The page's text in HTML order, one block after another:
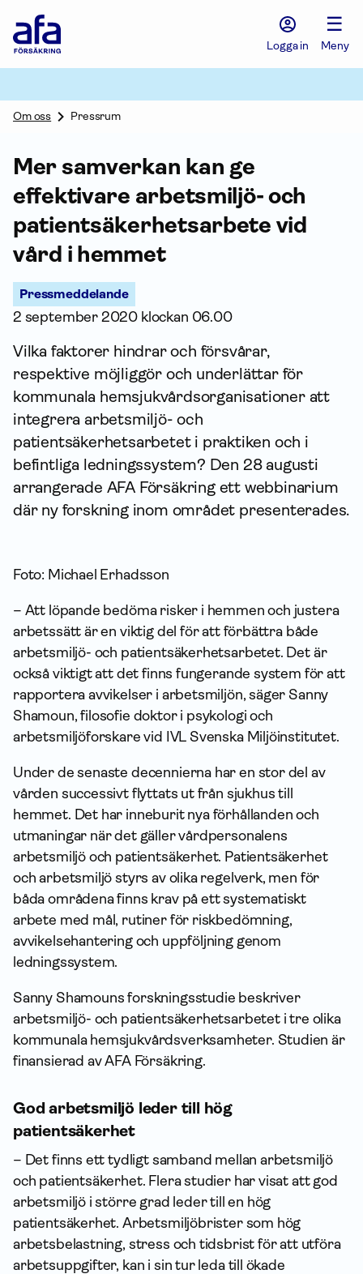
Försäkring
Logga in
☰
Meny
Om oss Pressrum
Mer samverkan kan ge
effektivare arbetsmiljö- och
patientsäkerhetsarbete vid
vård i hemmet
Pressmeddelande
2 september 2020 klockan 06.00
Vilka faktorer hindrar och försvårar,
respektive möjliggör och underlättar för
kommunala hemsjukvårdsorganisationer att
integrera arbetsmiljö- och
patientsäkerhetsarbetet i praktiken och i
befintliga ledningssystem? Den 28 augusti
arrangerade AFA För­säkring ett webbinarium
där ny forskning inom området presenterades.
Foto: Michael Erhadsson
– Att löpande bedöma risker i hemmen och justera
arbetssätt är en viktig del för att förbättra både
arbetsmiljö- och patientsäkerhetsarbetet. Det är
också viktigt att det finns fungerande system för att
rapportera avvikelser i arbetsmiljön, säger Sanny
Shamoun, filosofie doktor i psykologi och
arbetsmiljöforskare vid IVL Svenska Miljöinstitutet.
Under de senaste decennierna har en stor del av
vården successivt flyttats ut från sjukhus till
hemmet. Det har inneburit nya förhållanden och
utmaningar när det gäller vårdpersonalens
arbetsmiljö och patientsäkerhet. Patientsäkerhet
och arbetsmiljö styrs av olika regelverk, men för
båda områdena finns krav på ett systematiskt
arbete med mål, rutiner för riskbedömning,
avvikelsehantering och uppföljning genom
ledningssystem.
Sanny Shamouns forskningsstudie beskriver
arbetsmiljö- och patientsäkerhetsarbetet i tre olika
kommunala hemsjukvårdsverksamheter. Studien är
finansierad av AFA Försäkring.
God arbetsmiljö leder till hög
patientsäkerhet
– Det finns ett tydligt samband mellan arbetsmiljö
och patientsäkerhet. Flera studier har visat att god
arbetsmiljö i större grad leder till en hög
patientsäkerhet. Arbetsmiljöbrister som hög
arbetsbelastning, stress och tidsbrist för att utföra
arbetsuppgifter, kan i sin tur leda till ökade